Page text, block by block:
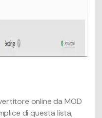
online da MOD
di questa lista,